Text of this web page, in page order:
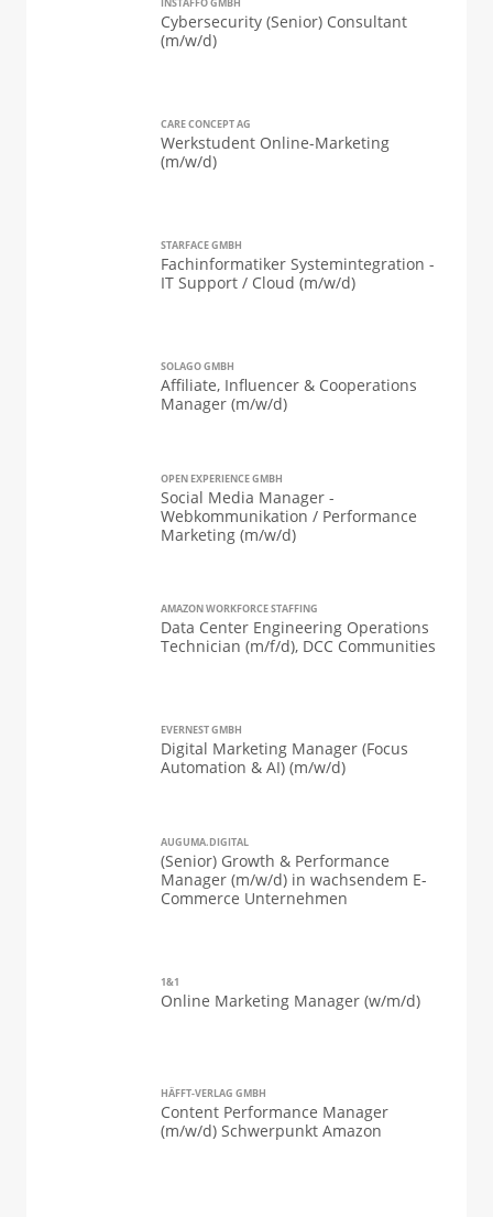
Cybersecurity (Senior) Consultant
(m/w/d)
CARE CONCEPT AG
Werkstudent Online-Marketing
(m/w/d)
STARFACE GMBH
Fachinformatiker Systemintegration -
IT Support / Cloud (m/w/d)
SOLAGO GMBH
Affiliate, Influencer & Cooperations
Manager (m/w/d)
OPEN EXPERIENCE GMBH
Social Media Manager -
Webkommunikation / Performance
Marketing (m/w/d)
AMAZON WORKFORCE STAFFING
Data Center Engineering Operations
Technician (m/f/d), DCC Communities
EVERNEST GMBH
Digital Marketing Manager (Focus
Automation & AI) (m/w/d)
AUGUMA.DIGITAL
(Senior) Growth & Performance
Manager (m/w/d) in wachsendem E-
Commerce Unternehmen
1&1
Online Marketing Manager (w/m/d)
HÄFFT-VERLAG GMBH
Content Performance Manager
(m/w/d) Schwerpunkt Amazon